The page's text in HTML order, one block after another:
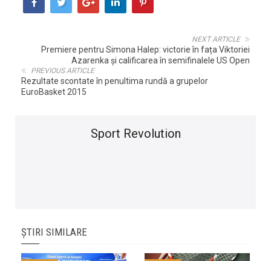
NEXT ARTICLE
Premiere pentru Simona Halep: victorie în fața Viktoriei
Azarenka și calificarea în semifinalele US Open
PREVIOUS ARTICLE
Rezultate scontate în penultima rundă a grupelor
EuroBasket 2015
Sport Revolution
ȘTIRI SIMILARE